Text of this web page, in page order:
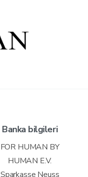
Banka bilgileri
FOR HUMAN BY
HUMAN E.V.
Sparkasse Neuss